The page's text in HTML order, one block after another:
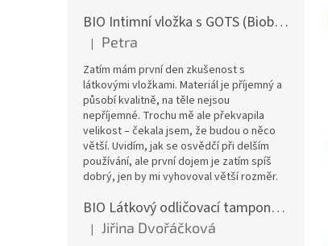
BIO Intimní vložka s GOTS (Biobavlněný úplet) - Malované pivoňky v hořčicové
Hodnocení produktu je 5 z 5 hvězdiček.
| Petra
Zatím mám první den zkušenost s
látkovými vložkami. Materiál je příjemný a
působí kvalitně, na těle nejsou
nepříjemné. Trochu mě ale překvapila
velikost – čekala jsem, že budou o něco
větší. Uvidím, jak se osvědčí při delším
používání, ale první dojem je zatím spíš
dobrý, jen by mi vyhovoval větší rozměr.
BIO Látkový odličovací tamponek: Barevné bambusovo-biobavlněné froté
Hodnocení produktu je 5 z 5 hvězdiček.
| Jiřina Dvořáčková